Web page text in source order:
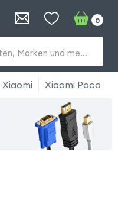
Suchen Sie nach Produkten, Marken und mehr...
0
Xiaomi Xiaomi Poco